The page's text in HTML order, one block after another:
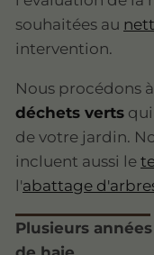
souhaitées au
intervention.
Nous procédons
déchets verts
de votre jardin.
incluent aussi le
l'abattage
Plusieurs